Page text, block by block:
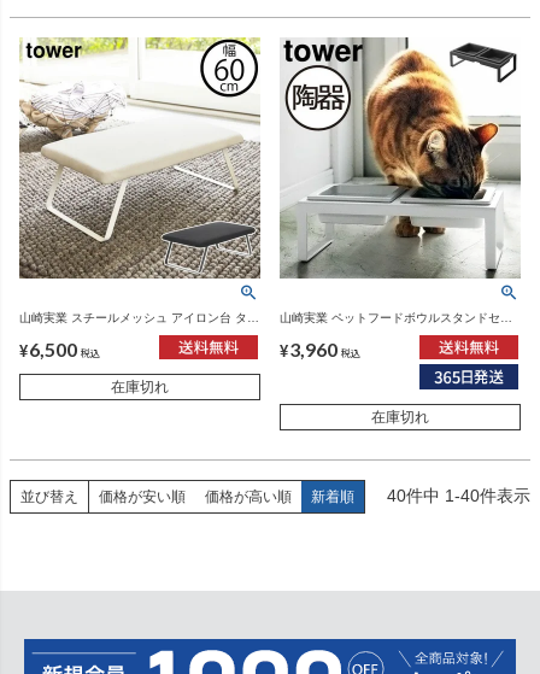
山崎実業 スチールメッシュ アイロン台 タワ
¥6,500 税込
在庫切れ
山崎実業 ペットフードボウルスタンドセッ
タワーシリーズ
¥3,960 税込
在庫切れ
並び替え 価格が安い順 価格が高い順 新着順 40件中 1-40件表示